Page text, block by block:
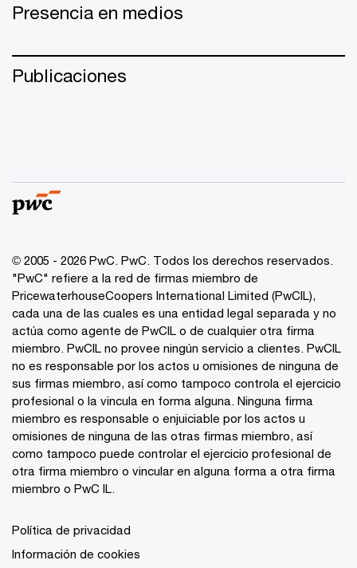
Presencia en medios
Publicaciones
© 2005 - 2026 PwC. PwC. Todos los derechos reservados.
"PwC" refiere a la red de firmas miembro de
PricewaterhouseCoopers International Limited (PwCIL),
cada una de las cuales es una entidad legal separada y no
actúa como agente de PwCIL o de cualquier otra firma
miembro. PwCIL no provee ningún servicio a clientes. PwCIL
no es responsable por los actos u omisiones de ninguna de
sus firmas miembro, así como tampoco controla el ejercicio
profesional o la vincula en forma alguna. Ninguna firma
miembro es responsable o enjuiciable por los actos u
omisiones de ninguna de las otras firmas miembro, así
como tampoco puede controlar el ejercicio profesional de
otra firma miembro o vincular en alguna forma a otra firma
miembro o PwC IL.
Política de privacidad
Información de cookies